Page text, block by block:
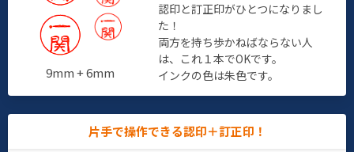
9mm + 6mm
認印と訂正印がひとつになりまし
た！
両方を持ち歩かねばならない人
は、これ１本でOKです。
インクの色は朱色です。
片手で操作できる認印＋訂正印！